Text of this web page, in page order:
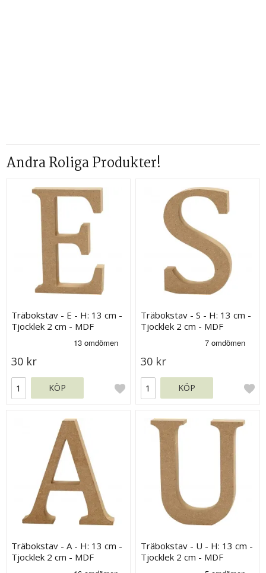
Andra Roliga Produkter!
Träbokstav - E - H: 13 cm -
Tjocklek 2 cm - MDF
30 kr
KÖP
Träbokstav - S - H: 13 cm -
Tjocklek 2 cm - MDF
30 kr
KÖP
Träbokstav - A - H: 13 cm -
Tjocklek 2 cm - MDF
Träbokstav - U - H: 13 cm -
Tjocklek 2 cm - MDF